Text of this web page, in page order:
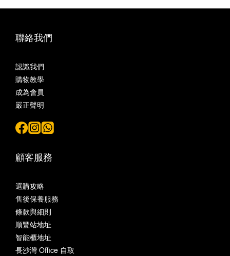
聯絡我們
認識我們
購物教學
成為會員
嚴正聲明
顧客服務
選購攻略
售後保養服務
條款與細則
順豐站地址
智能櫃地址
長沙灣 Office 自取